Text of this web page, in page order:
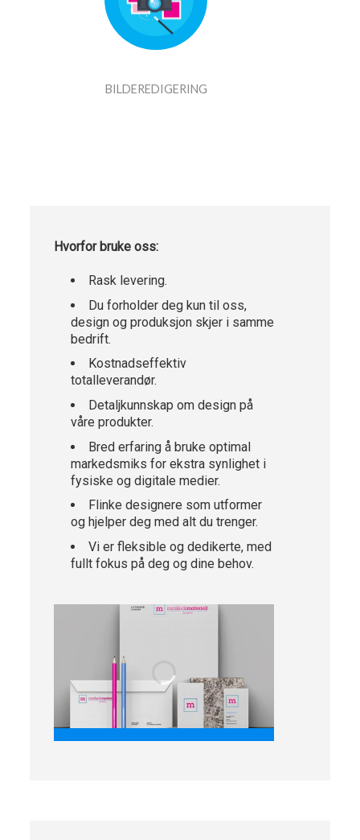
BILDEREDIGERING
Hvorfor bruke oss:
Rask levering.
Du forholder deg kun til oss,
design og produksjon skjer i samme
bedrift.
Kostnadseffektiv
totalleverandør.
Detaljkunnskap om design på
våre produkter.
Bred erfaring å bruke optimal
markedsmiks for ekstra synlighet i
fysiske og digitale medier.
Flinke designere som utformer
og hjelper deg med alt du trenger.
Vi er fleksible og dedikerte, med
fullt fokus på deg og dine behov.